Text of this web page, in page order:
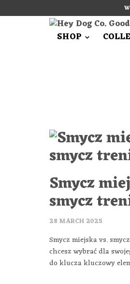
SHOP
Smycz
smycz
28 MARCH 2025
Smycz miejska vs.
chcesz wybrać dla
do klucza kluczowy